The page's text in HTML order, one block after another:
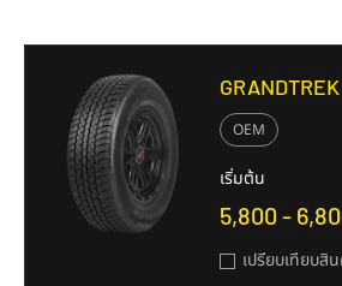
OEM
เริ่มต้น
5,800 -
เปรียบเทียบสิ